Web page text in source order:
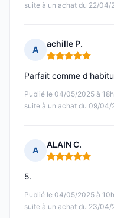
suite à un achat du 22/04/
A
achille P.
Note : 5 sur 5
Publié le 04/05/2025 à
suite à un achat du 09/04/
Parfait comme
A
ALAIN C.
Note : 5 sur 5
Publié le 04/05/2025 à
suite à un achat du 23/04/
5.